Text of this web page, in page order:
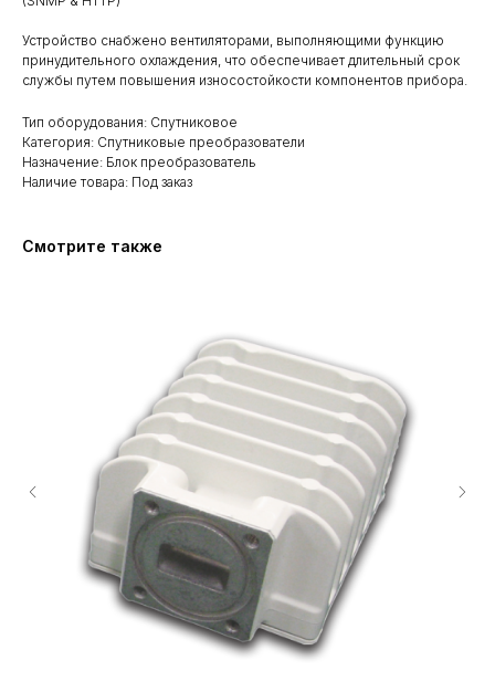
Устройство снабжено вентиляторами, выполняющими функцию
принудительного охлаждения, что обеспечивает длительный срок
службы путем повышения износостойкости компонентов прибора.
Тип оборудования: Спутниковое
Категория: Спутниковые преобразователи
Назначение: Блок преобразователь
Наличие товара: Под заказ
Смотрите также